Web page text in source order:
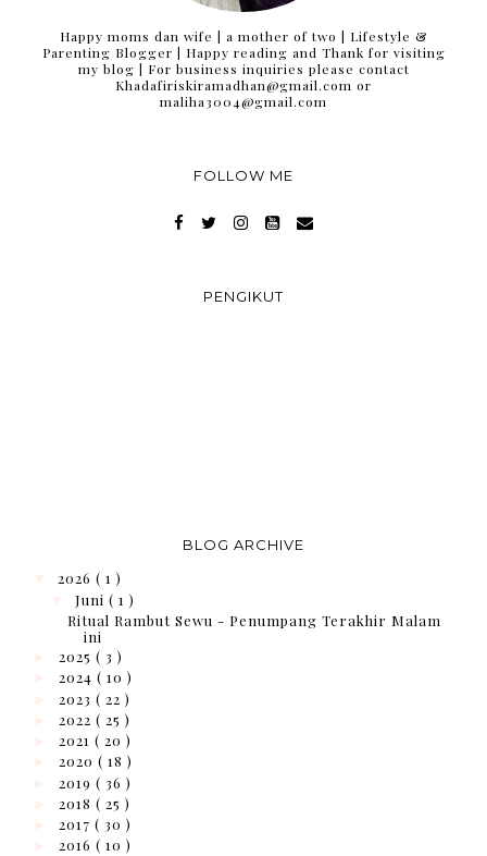
Happy moms dan wife | a mother of two | Lifestyle &
Parenting Blogger | Happy reading and Thank for visiting
my blog | For business inquiries please contact
Khadafiriskiramadhan@gmail.com or
maliha3004@gmail.com
FOLLOW ME
PENGIKUT
BLOG ARCHIVE
2026 ( 1 )
Juni ( 1 )
Ritual Rambut Sewu - Penumpang Terakhir Malam
ini
2025 ( 3 )
2024 ( 10 )
2023 ( 22 )
2022 ( 25 )
2021 ( 20 )
2020 ( 18 )
2019 ( 36 )
2018 ( 25 )
2017 ( 30 )
2016 ( 10 )